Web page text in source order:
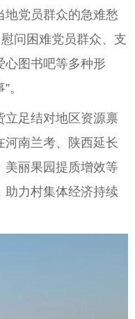
地党员群众的急难愁
问困难党员群众、支
心图书吧等多种形
。
立足结对地区资源禀
河南兰考、陕西延长
美丽果园提质增效等
助力村集体经济持续